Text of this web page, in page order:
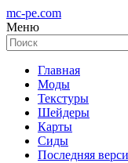
mc-pe.com
Меню
Главная
Моды
Текстуры
Шейдеры
Карты
Сиды
Последняя